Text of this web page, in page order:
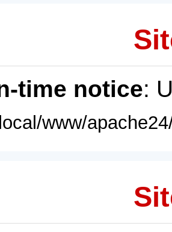
time notice:
www/